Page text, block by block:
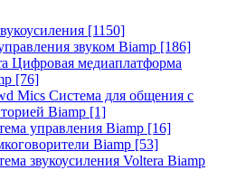
[1150]
звуком Biamp [186]
Цифровая медиаплатформа
[76]
Mics Система для общения с
Biamp [1]
управления Biamp [16]
Biamp [53]
звукоусиления Voltera Biamp